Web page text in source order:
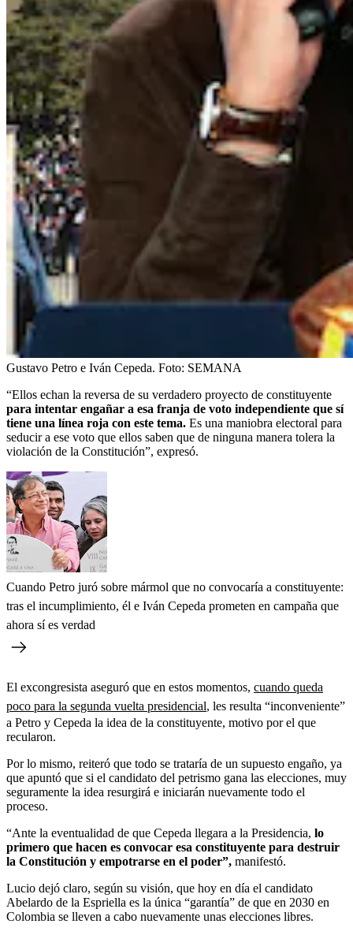
Gustavo Petro e Iván Cepeda. Foto: SEMANA
“Ellos echan la reversa de su verdadero proyecto de constituyente
para intentar engañar a esa franja de voto independiente que sí
tiene una línea roja con este tema. Es una maniobra electoral para
seducir a ese voto que ellos saben que de ninguna manera tolera la
violación de la Constitución”, expresó.
Cuando Petro juró sobre mármol que no convocaría a constituyente:
tras el incumplimiento, él e Iván Cepeda prometen en campaña que
ahora sí es verdad
El excongresista aseguró que en estos momentos, cuando queda
poco para la segunda vuelta presidencial, les resulta “inconveniente”
a Petro y Cepeda la idea de la constituyente, motivo por el que
recularon.
Por lo mismo, reiteró que todo se trataría de un supuesto engaño, ya
que apuntó que si el candidato del petrismo gana las elecciones, muy
seguramente la idea resurgirá e iniciarán nuevamente todo el
proceso.
“Ante la eventualidad de que Cepeda llegara a la Presidencia, lo
primero que hacen es convocar esa constituyente para destruir
la Constitución y empotrarse en el poder”, manifestó.
Lucio dejó claro, según su visión, que hoy en día el candidato
Abelardo de la Espriella es la única “garantía” de que en 2030 en
Colombia se lleven a cabo nuevamente unas elecciones libres.